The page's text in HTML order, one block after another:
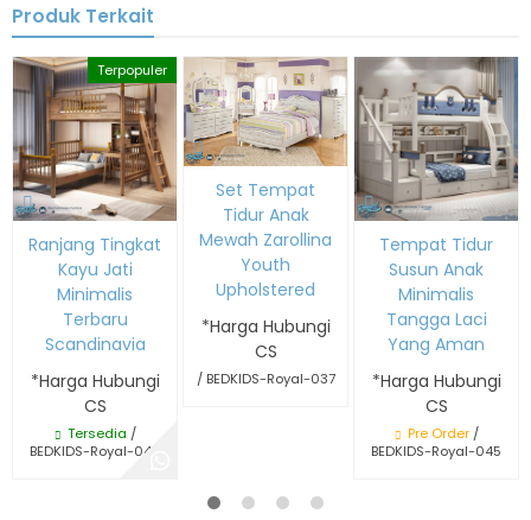
Produk Terkait
Terpopuler
Ranjang Tingkat
Kayu Jati
Minimalis
Terbaru
Scandinavia
*Harga Hubungi
CS
Tersedia /
BEDKIDS-Royal-046
Set Tempat
Tidur Anak
Mewah Zarollina
Youth
Upholstered
*Harga Hubungi
CS
/ BEDKIDS-Royal-037
Tempat Tidur
Susun Anak
Minimalis
Tangga Laci
Yang Aman
*Harga Hubungi
CS
Pre Order/
BEDKIDS-Royal-045